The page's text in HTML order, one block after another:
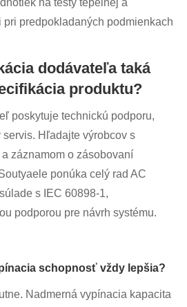
na testy tepelnej a
predpokladaných podmienkach
dodávateľa taká
produktu?
poskytuje technickú podporu,
Hľadajte výrobcov s
záznamom o zásobovaní
ponúka celý rad AC
s IEC 60898-1,
podporou pre návrh systému.
schopnosť vždy lepšia?
Nadmerná vypínacia kapacita